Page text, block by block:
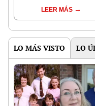
bosques milenarios de
la Patagonia
LEER MÁS
LO MÁS VISTO LO